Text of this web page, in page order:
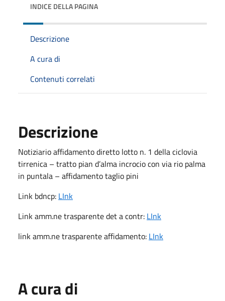
INDICE DELLA PAGINA
Descrizione
A cura di
Contenuti correlati
Descrizione
Notiziario affidamento diretto lotto n. 1 della ciclovia
tirrenica – tratto pian d’alma incrocio con via rio palma
in puntala – affidamento taglio pini
Link bdncp: LInk
Link amm.ne trasparente det a contr: LInk
link amm.ne trasparente affidamento: LInk
A cura di